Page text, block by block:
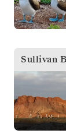
Sullivan